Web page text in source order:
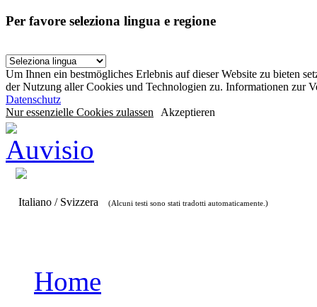
Per favore seleziona lingua e regione
Um Ihnen ein bestmögliches Erlebnis auf dieser Website zu bieten
der Nutzung aller Cookies und Technologien zu. Informationen zur
Datenschutz
Nur essenzielle Cookies zulassen Akzeptieren
Italiano / Svizzera (Alcuni testi sono stati tradotti automaticamente.)
Home